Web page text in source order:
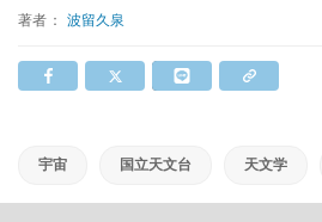
著者： 波留久泉
宇宙 国立天文台 天文学